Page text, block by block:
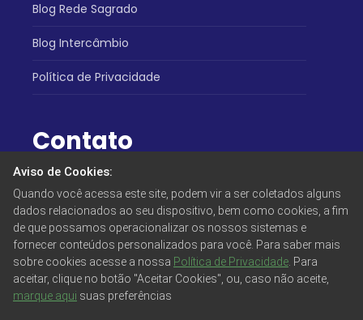
Blog Rede Sagrado
Blog Intercâmbio
Política de Privacidade
Contato
Atendimento:
(32) 3531-5281
Endereço:
Praça São Januário, 276 - Centro
Siga-nos:
Aviso de Cookies:
Quando você acessa este site, podem vir a ser coletados alguns
dados relacionados ao seu dispositivo, bem como cookies, a fim
de que possamos operacionalizar os nossos sistemas e
fornecer conteúdos personalizados para você. Para saber mais
sobre cookies acesse a nossa Política de Privacidade . Para
aceitar, clique no botão "Aceitar Cookies", ou, caso não aceite,
marque aqui suas preferências